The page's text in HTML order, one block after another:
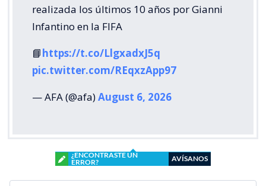
realizada los últimos 10 años por Gianni
Infantino en la FIFA
📘https://t.co/LlgxadxJ5q
pic.twitter.com/REqxzApp97
— AFA (@afa)August 6, 2026
¿ENCONTRASTE UN
ERROR?
AVÍSANOS